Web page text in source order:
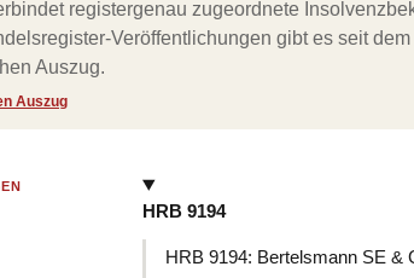
registergenau zugeordnete
Veröffentlichungen gibt es seit
Auszug.
Auszug
HRB 9194
HRB 9194: Bertelsmann SE &